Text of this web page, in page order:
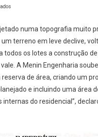
numa topografia muito
terreno em leve declive,
todos os lotes a construção
A Menin Engenharia
de área, criando um
e incluindo uma área
internas do residencial”,